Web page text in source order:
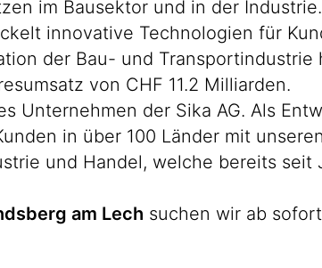
im Bausektor und in der
innovative Technologien für
der Bau- und
von CHF 11.2 Milliarden.
Unternehmen der Sika AG. Als
in über 100 Länder mit
und Handel, welche bereits
am Lech suchen wir ab